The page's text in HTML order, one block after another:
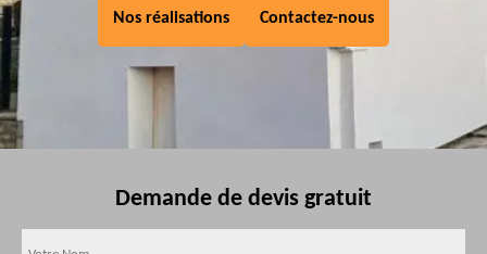
Nos réalisations Contactez-nous
Demande de devis gratuit